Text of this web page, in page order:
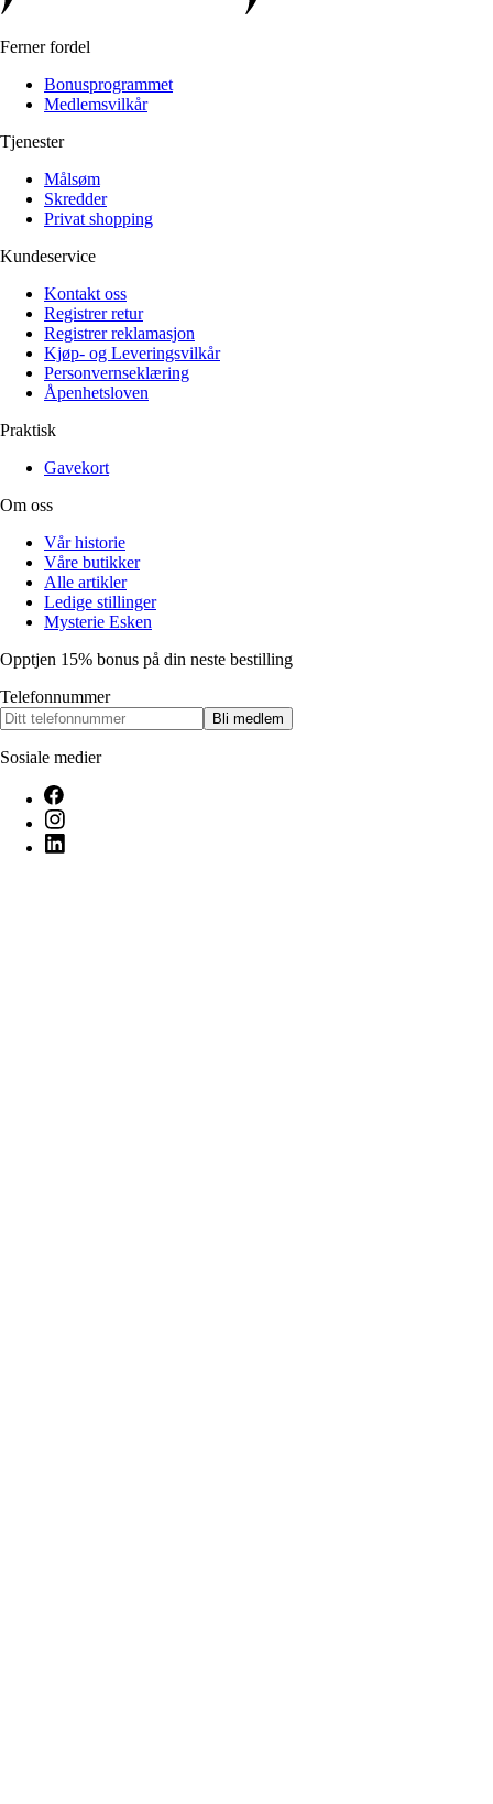
Ferner fordel
Bonusprogrammet
Medlemsvilkår
Tjenester
Målsøm
Skredder
Privat shopping
Kundeservice
Kontakt oss
Registrer retur
Registrer reklamasjon
Kjøp- og Leveringsvilkår
Personvernseklæring
Åpenhetsloven
Praktisk
Gavekort
Om oss
Vår historie
Våre butikker
Alle artikler
Ledige stillinger
Mysterie Esken
Opptjen 15% bonus på din neste bestilling
Telefonnummer
Bli medlem
Sosiale medier